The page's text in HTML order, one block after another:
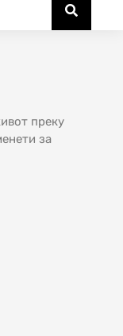
преку
за